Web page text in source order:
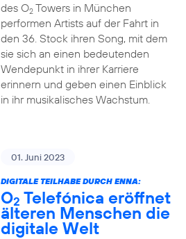
des O2Towers in München
performen Artists auf der Fahrt in
den 36. Stock ihren Song, mit dem
sie sich an einen bedeutenden
Wendepunkt in ihrer Karriere
erinnern und geben einen Einblick
in ihr musikalisches Wachstum.
01. Juni 2023
DIGITALE TEILHABE DURCH ENNA:
O2 Telefónica eröffnet
älteren Menschen die
digitale Welt